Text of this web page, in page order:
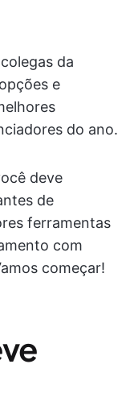
da
e
do ano.
deve
de
ferramentas
com
começar!